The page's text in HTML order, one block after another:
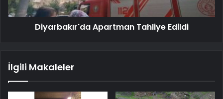
Diyarbakır'da Apartman Tahliye Edildi
İlgili Makaleler